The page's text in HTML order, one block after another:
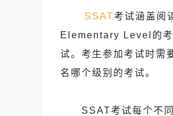
SSAT考试涵盖阅
Elementary Level的
试。考生参加考试时需
名哪个级别的考试。
SSAT考试每个不同